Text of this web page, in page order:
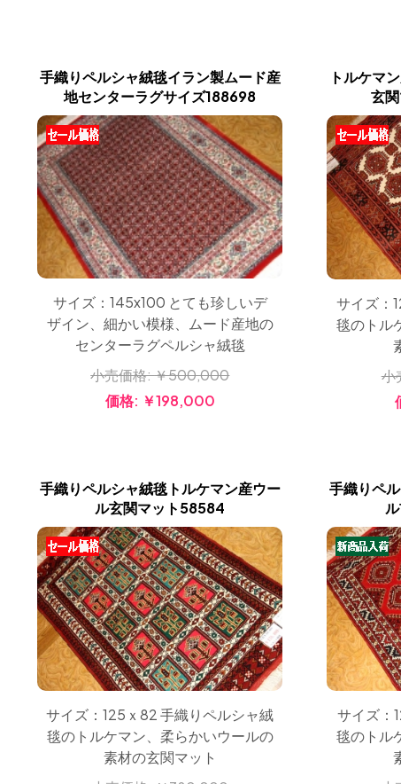
手織りペルシャ絨毯イラン製ムード産
地センターラグサイズ188698
サイズ：145x100 とても珍しいデ
ザイン、細かい模様、ムード産地の
センターラグペルシャ絨毯
小売価格:￥500,000
価格: ￥198,000
トルケマ
玄
サイズ：
毯のトル
小
手織りペルシャ絨毯トルケマン産ウー
ル玄関マット58584
サイズ：125ｘ82 手織りペルシャ絨
毯のトルケマン、柔らかいウールの
素材の玄関マット
手織りペ
サイズ：
毯のトル